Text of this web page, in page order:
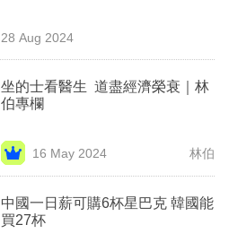
28 Aug 2024
坐的士看醫生 道盡經濟榮衰｜林
伯專欄
16 May 2024 林伯
中國一日薪可購6杯星巴克 韓國能
買27杯